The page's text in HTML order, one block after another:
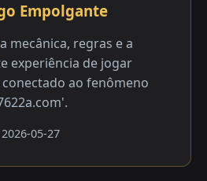
Empolgante
mecânica, regras e a
experiência de jogar
ao fenômeno
2026-05-27